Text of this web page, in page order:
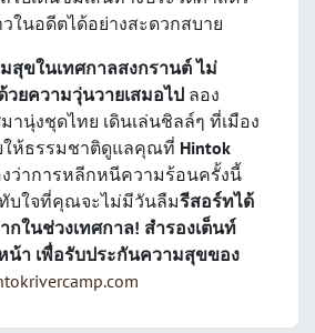
ในอดีตได้อย่างสะดวกสบาย
สุขในเทศกาลสงกรานต์ ไม่
วยความวุ่นวายเสมอไป ลอง
านุ่งชุดไทย เดินเล่นชิลล์ๆ ที่เมือง
ให้ธรรมชาติดูแลคุณที่ Hintok
ว่าการหลีกหนีความร้อนครั้งนี้
บใจที่คุณจะไม่มีวันลืมรีสอร์ทได้
ในช่วงเทศกาล! สำรองเต็นท์
น้า เพื่อรับประกันความสุขของ